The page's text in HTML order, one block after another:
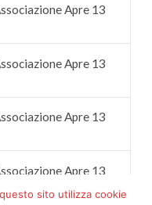
Apre 13
Apre 13
Apre 13
Apre 13
sito utilizza cookie